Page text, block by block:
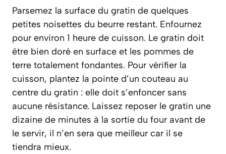
Parsemez la surface du gratin de quelques
petites noisettes du beurre restant. Enfournez
pour environ 1 heure de cuisson. Le gratin doit
être bien doré en surface et les pommes de
terre totalement fondantes. Pour vérifier la
cuisson, plantez la pointe d’un couteau au
centre du gratin : elle doit s’enfoncer sans
aucune résistance. Laissez reposer le gratin une
dizaine de minutes à la sortie du four avant de
le servir, il n’en sera que meilleur car il se
tiendra mieux.